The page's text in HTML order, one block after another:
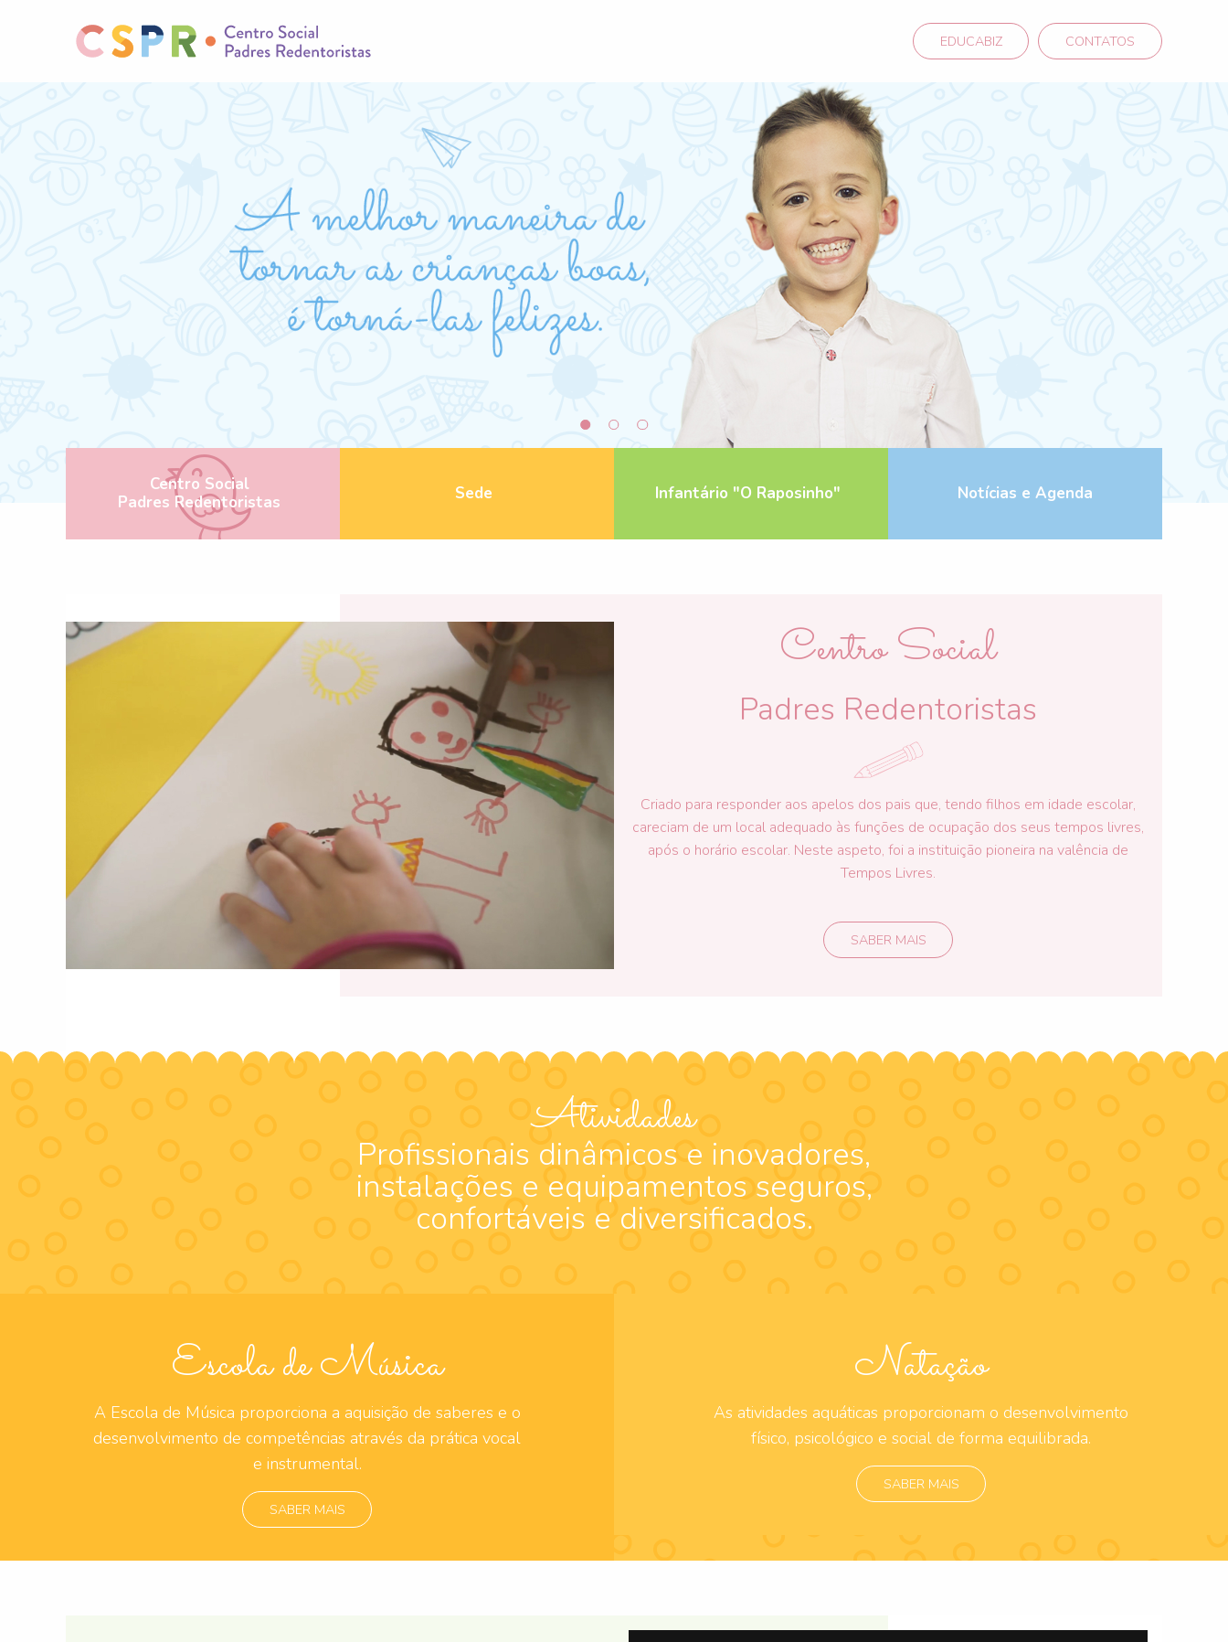
CONTATOS
EDUCABIZ
Centro Social
Padres Redentoristas
Sede Infantário "O Raposinho" Notícias e Agenda
Centro Social
Padres Redentoristas
Criado para responder aos apelos dos pais que, tendo filhos em idade escolar,
careciam de um local adequado às funções de ocupação dos seus tempos livres,
após o horário escolar. Neste aspeto, foi a instituição pioneira na valência de
Tempos Livres.
SABER MAIS
Atividades
Profissionais dinâmicos e inovadores,
instalações e equipamentos seguros,
confortáveis e diversificados.
Escola de Música
A Escola de Música proporciona a aquisição de saberes e o
desenvolvimento de competências através da prática vocal
e instrumental.
SABER MAIS
Natação
As atividades aquáticas proporcionam o desenvolvimento
físico, psicológico e social de forma equilibrada.
SABER MAIS